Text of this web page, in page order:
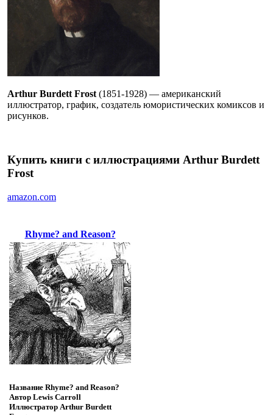
Arthur Burdett Frost (1851-1928) — американский
иллюстратор, график, создатель юмористических комиксов и
рисунков.
Купить книги с иллюстрациями Arthur Burdett
Frost
amazon.com
Rhyme? and Reason?
Название Rhyme? and Reason?
Автор Lewis Carroll
Иллюстратор Arthur Burdett